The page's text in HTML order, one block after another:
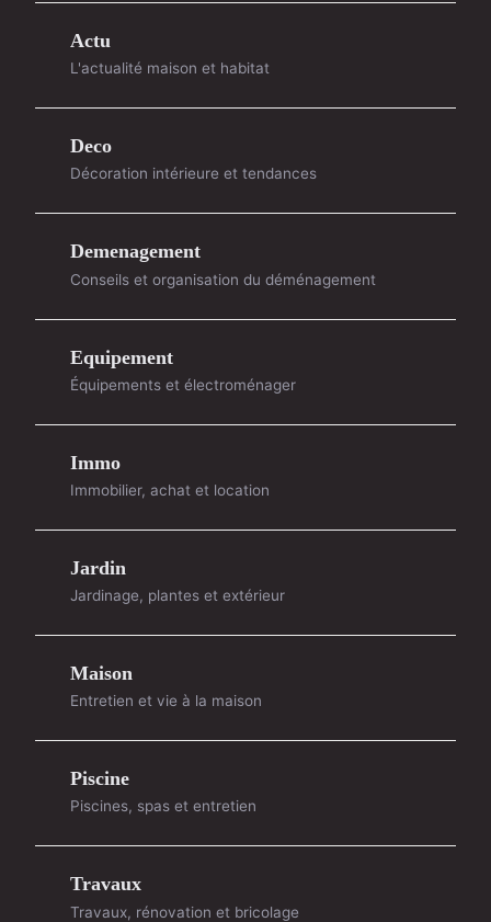
Actu
L'actualité maison et habitat
Deco
Décoration intérieure et tendances
Demenagement
Conseils et organisation du déménagement
Equipement
Équipements et électroménager
Immo
Immobilier, achat et location
Jardin
Jardinage, plantes et extérieur
Maison
Entretien et vie à la maison
Piscine
Piscines, spas et entretien
Travaux
Travaux, rénovation et bricolage